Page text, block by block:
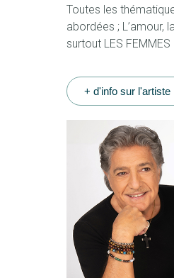
Toutes les
abordées ; L’amour,
surtout LES FEMMES
+ d'info sur l'artiste